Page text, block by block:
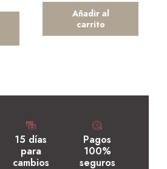
Añadir al
carrito
15 días
para
cambios
Pagos
100%
seguros